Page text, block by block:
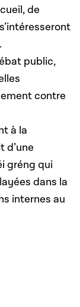
de
public,
contre
à la
d’une
gréng qui
dans la
internes au